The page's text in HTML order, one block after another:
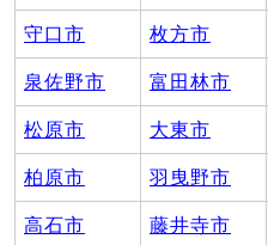
守口市 枚方市
泉佐野市 富田林市
松原市 大東市
柏原市 羽曳野市
高石市 藤井寺市